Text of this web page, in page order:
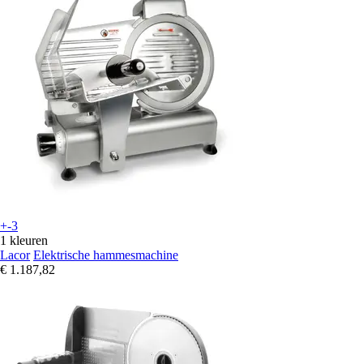
+-3
1 kleuren
Lacor Elektrische hammesmachine
€ 1.187,82